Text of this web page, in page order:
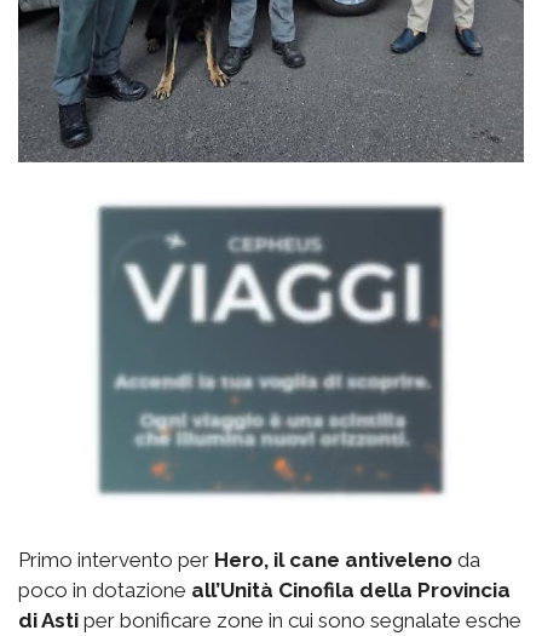
Primo intervento per Hero, il cane antiveleno da
poco in dotazione all’Unità Cinofila della Provincia
di Asti per bonificare zone in cui sono segnalate esche